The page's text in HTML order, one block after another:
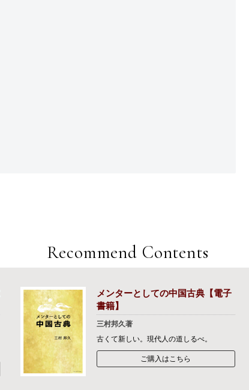
Recommend Contents
メンターとしての中国古典【電子
書籍】
三村邦久著
古くて新しい。現代人の道しるべ。
ご購入はこちら